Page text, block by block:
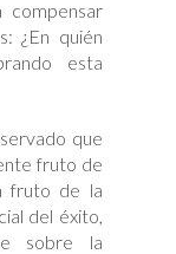
compensar
¿En quién
esta
que
fruto de
fruto de la
del éxito,
sobre la